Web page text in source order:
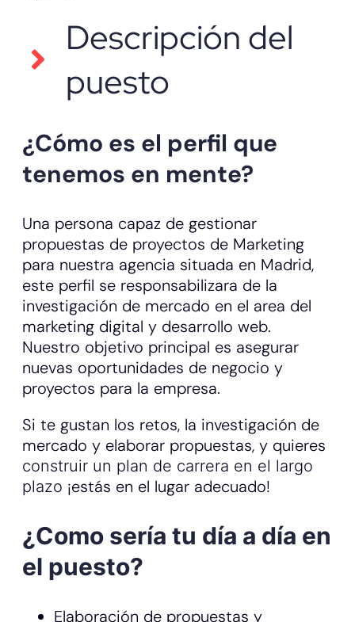
Descripción del
puesto
¿Cómo es el perfil que
tenemos en mente?
Una persona capaz de gestionar
propuestas de proyectos de Marketing
para nuestra agencia situada en Madrid,
este perfil se responsabilizara de la
investigación de mercado en el area del
marketing digital y desarrollo web.
Nuestro objetivo principal es asegurar
nuevas oportunidades de negocio y
proyectos para la empresa.
Si te gustan los retos, la investigación de
mercado y elaborar propuestas, y quieres
construir un plan de carrera en el largo
plazo ¡estás en el lugar adecuado!
¿Como sería tu día a día en
el puesto?
Elaboración de propuestas y